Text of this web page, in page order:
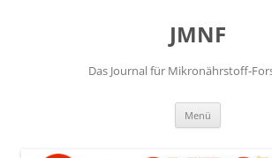
JMNF
Das Journal für Mikronährstoff-
Menü